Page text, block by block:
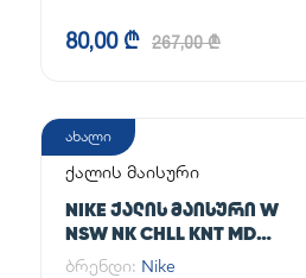
80,00 ₾ 267,00 ₾
ახალი
ქალის მაისური
NIKE ᲥᲐᲚᲘᲡ ᲛᲐᲘᲡᲣᲠᲘ W
NSW NK CHLL KNT MD
CRP
ბრენდი: Nike